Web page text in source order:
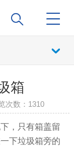
箱
次数： 1310
，只有箱盖留
下垃圾箱旁的